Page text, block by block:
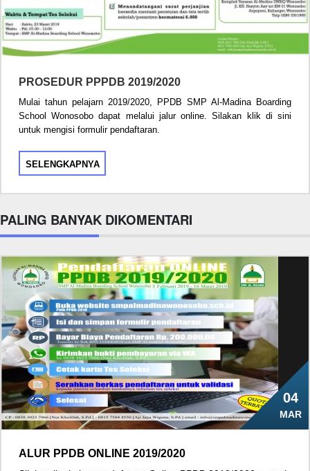
PROSEDUR PPPDB 2019/2020
Mulai tahun pelajarn 2019/2020, PPDB SMP Al-Madina Boarding
School Wonosobo dapat melalui jalur online. Silakan klik di sini
untuk mengisi formulir pendaftaran.
SELENGKAPNYA
PALING BANYAK DIKOMENTARI
04
MAR
ALUR PPDB ONLINE 2019/2020